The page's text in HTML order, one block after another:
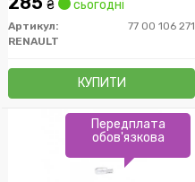
₴ сьогодні
Артикул:
77 00 106 271
RENAULT
КУПИТИ
Передплата
обов'язкова